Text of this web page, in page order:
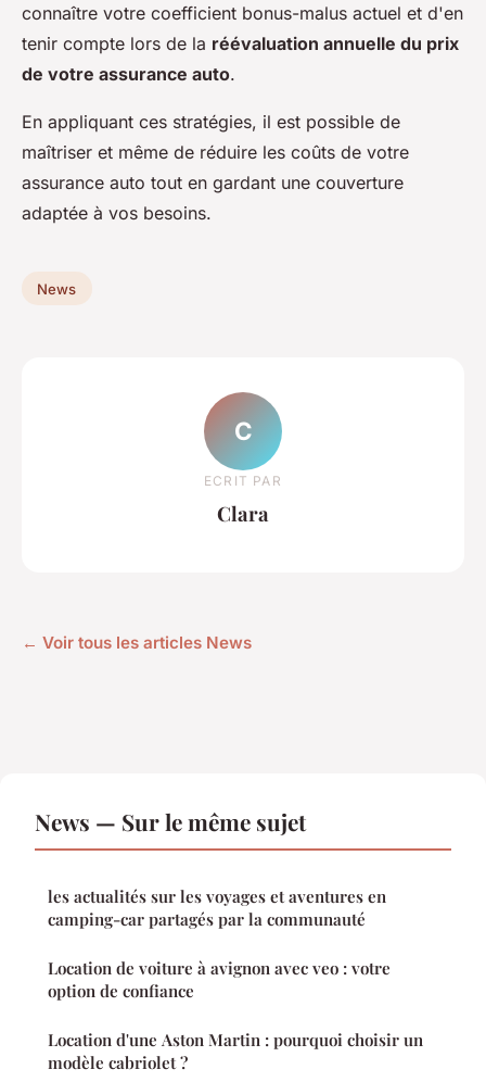
connaître votre coefficient bonus-malus actuel et d'en
tenir compte lors de la réévaluation annuelle du prix
de votre assurance auto.
En appliquant ces stratégies, il est possible de
maîtriser et même de réduire les coûts de votre
assurance auto tout en gardant une couverture
adaptée à vos besoins.
News
C
ECRIT PAR
Clara
← Voir tous les articles News
News — Sur le même sujet
les actualités sur les voyages et aventures en
camping-car partagés par la communauté
Location de voiture à avignon avec veo : votre
option de confiance
Location d'une Aston Martin : pourquoi choisir un
modèle cabriolet ?